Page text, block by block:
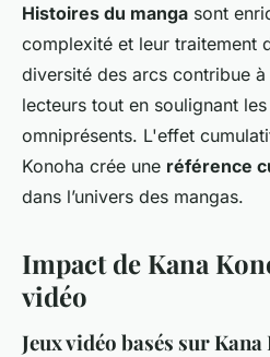
Histoires du manga sont
complexité et leur traitement
diversité des arcs contribue
lecteurs tout en soulignant les
omniprésents. L'effet
Konoha crée une référence
dans l’univers des mangas.
Impact de Kana
vidéo
Jeux vidéo basés sur